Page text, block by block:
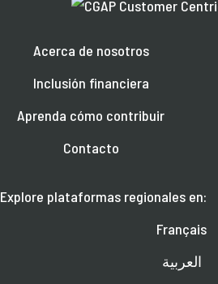
Acerca de nosotros
Inclusión financiera
Aprenda cómo contribuir
Contacto
Explore plataformas regionales en:
Français
العربية